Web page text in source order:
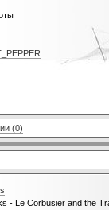
(0)
- Le Corbusier and the